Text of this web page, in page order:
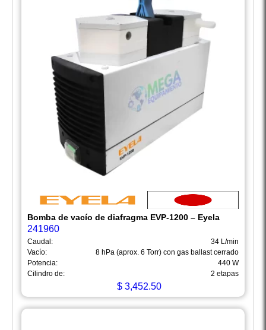
Bomba de vacío de diafragma EVP-1200 – Eyela
241960
Caudal:
34 L/min
Vacío:
8 hPa (aprox. 6 Torr) con gas ballast cerrado
Potencia:
440 W
Cilindro de:
2 etapas
$3,452.50